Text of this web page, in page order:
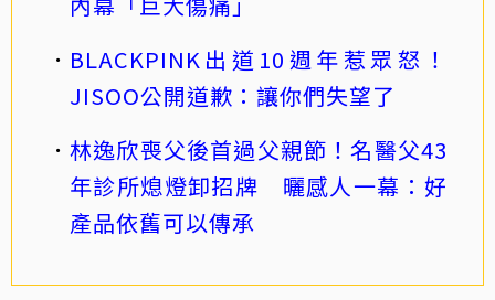
BLACKPINK出道10週年惹眾怒！
JISOO公開道歉：讓你們失望了
林逸欣喪父後首過父親節！名醫父43
年診所熄燈卸招牌 曬感人一幕：好
產品依舊可以傳承